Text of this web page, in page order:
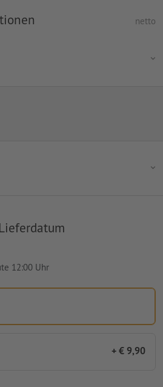
netto
12:00 Uhr
+ € 9,90